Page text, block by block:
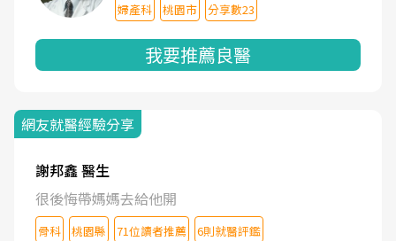
婦產科 桃園市 分享數23
我要推薦良醫
網友就醫經驗分享
謝邦鑫 醫生
很後悔帶媽媽去給他開
骨科 桃園縣 71位讀者推薦 6則就醫評鑑